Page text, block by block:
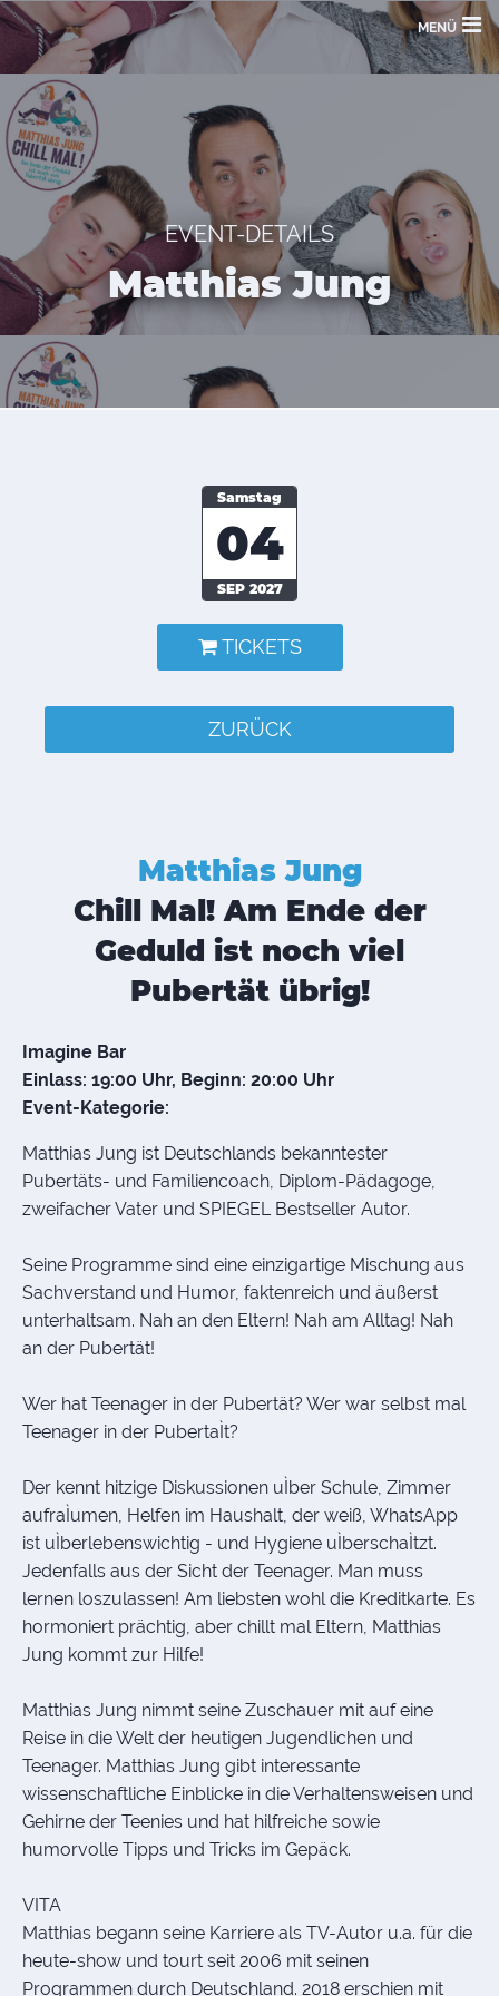
MENÜ
EVENT-DETAILS
Matthias Jung
Samstag
04
SEP 2027
TICKETS
ZURÜCK
Matthias Jung
Chill Mal! Am Ende der
Geduld ist noch viel
Pubertät übrig!
Imagine Bar
Einlass: 19:00 Uhr, Beginn: 20:00 Uhr
Event-Kategorie:
Matthias Jung ist Deutschlands bekanntester
Pubertäts- und Familiencoach, Diplom-Pädagoge,
zweifacher Vater und SPIEGEL Bestseller Autor.
Seine Programme sind eine einzigartige Mischung aus
Sachverstand und Humor, faktenreich und äußerst
unterhaltsam. Nah an den Eltern! Nah am Alltag! Nah
an der Pubertät!
Wer hat Teenager in der Pubertät? Wer war selbst mal
Teenager in der PubertaÌt?
Der kennt hitzige Diskussionen uÌber Schule, Zimmer
aufraÌumen, Helfen im Haushalt, der weiß, WhatsApp
ist uÌberlebenswichtig - und Hygiene uÌberschaÌtzt.
Jedenfalls aus der Sicht der Teenager. Man muss
lernen loszulassen! Am liebsten wohl die Kreditkarte. Es
hormoniert prächtig, aber chillt mal Eltern, Matthias
Jung kommt zur Hilfe!
Matthias Jung nimmt seine Zuschauer mit auf eine
Reise in die Welt der heutigen Jugendlichen und
Teenager. Matthias Jung gibt interessante
wissenschaftliche Einblicke in die Verhaltensweisen und
Gehirne der Teenies und hat hilfreiche sowie
humorvolle Tipps und Tricks im Gepäck.
VITA
Matthias begann seine Karriere als TV-Autor u.a. für die
heute-show und tourt seit 2006 mit seinen
Programmen durch Deutschland. 2018 erschien mit